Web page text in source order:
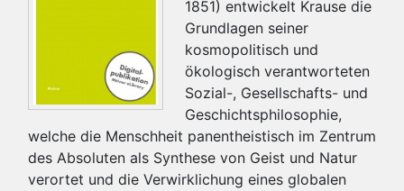
1851) entwickelt Krause die
Grundlagen seiner
kosmopolitisch und
ökologisch verantworteten
Sozial-, Gesellschafts- und
Geschichtsphilosophie,
welche die Menschheit panentheistisch im Zentrum
des Absoluten als Synthese von Geist und Natur
verortet und die Verwirklichung eines globalen